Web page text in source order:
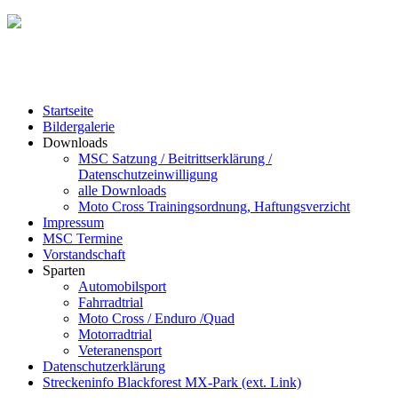
Startseite
Bildergalerie
Downloads
MSC Satzung / Beitrittserklärung /
Datenschutzeinwilligung
alle Downloads
Moto Cross Trainingsordnung, Haftungsverzicht
Impressum
MSC Termine
Vorstandschaft
Sparten
Automobilsport
Fahrradtrial
Moto Cross / Enduro /Quad
Motorradtrial
Veteranensport
Datenschutzerklärung
Streckeninfo Blackforest MX-Park (ext. Link)